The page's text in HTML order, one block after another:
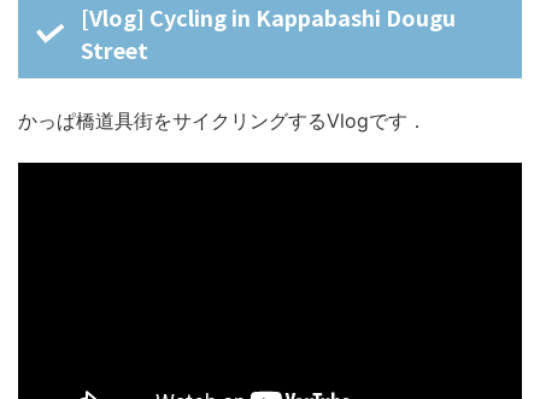
[Vlog] Cycling in Kappabashi Dougu
Street
かっぱ橋道具街をサイクリングするVlogです．